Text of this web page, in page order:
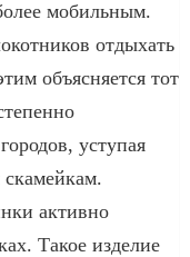
мобильным.
отдыхать
объясняется тот
уступая
активно
Такое изделие